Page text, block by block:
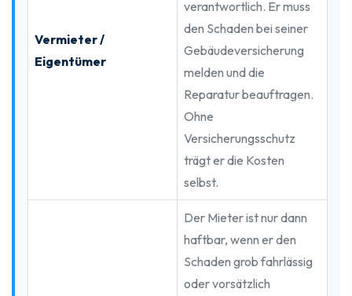
Vermieter /
Eigentümer
verantwortlich. Er muss
den Schaden bei seiner
Gebäudeversicherung
melden und die
Reparatur beauftragen.
Ohne
Versicherungsschutz
trägt er die Kosten
selbst.
Der Mieter ist nur dann
haftbar, wenn er den
Schaden grob fahrlässig
oder vorsätzlich